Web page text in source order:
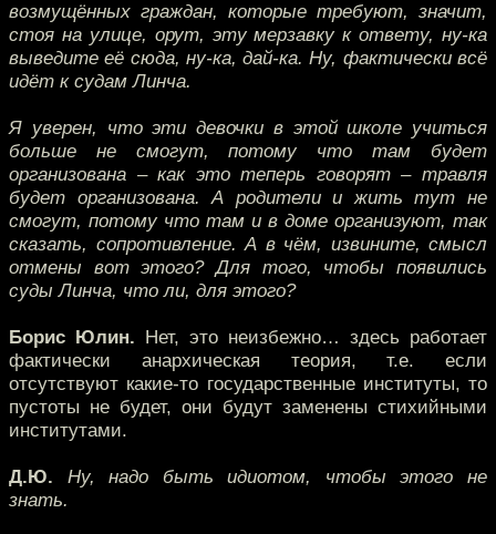
возмущённых граждан, которые требуют, значит,
стоя на улице, орут, эту мерзавку к ответу, ну-ка
выведите её сюда, ну-ка, дай-ка. Ну, фактически всё
идёт к судам Линча.
Я уверен, что эти девочки в этой школе учиться
больше не смогут, потому что там будет
организована – как это теперь говорят – травля
будет организована. А родители и жить тут не
смогут, потому что там и в доме организуют, так
сказать, сопротивление. А в чём, извините, смысл
отмены вот этого? Для того, чтобы появились
суды Линча, что ли, для этого?
Борис Юлин. Нет, это неизбежно… здесь работает
фактически анархическая теория, т.е. если
отсутствуют какие-то государственные институты, то
пустоты не будет, они будут заменены стихийными
институтами.
Д.Ю. Ну, надо быть идиотом, чтобы этого не
знать.